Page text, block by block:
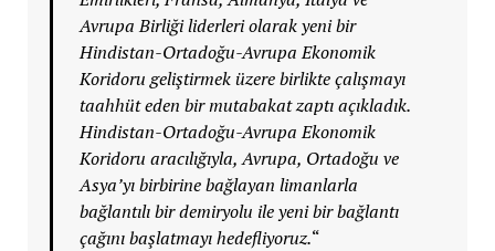
Avrupa Birliği liderleri olarak yeni bir
Hindistan-Ortadoğu-Avrupa Ekonomik
Koridoru geliştirmek üzere birlikte çalışmayı
taahhüt eden bir mutabakat zaptı açıkladık.
Hindistan-Ortadoğu-Avrupa Ekonomik
Koridoru aracılığıyla, Avrupa, Ortadoğu ve
Asya’yı birbirine bağlayan limanlarla
bağlantılı bir demiryolu ile yeni bir bağlantı
çağını başlatmayı hedefliyoruz.“